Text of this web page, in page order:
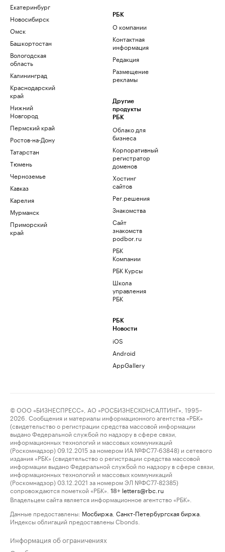
Екатеринбург
Новосибирск
Омск
Башкортостан
Вологодская
область
Калининград
Краснодарский
край
Нижний
Новгород
Пермский край
Ростов-на-Дону
Татарстан
Тюмень
Черноземье
Кавказ
Карелия
Мурманск
Приморский
край
РБК
О компании
Контактная
информация
Редакция
Размещение
рекламы
Другие
продукты
РБК
Облако для
бизнеса
Корпоративный
регистратор
доменов
Хостинг
сайтов
Рег.решения
Знакомства
Сайт
знакомств
podbor.ru
РБК
Компании
РБК Курсы
Школа
управления
РБК
РБК
Новости
iOS
Android
AppGallery
© ООО «БИЗНЕСПРЕСС», АО «РОСБИЗНЕСКОНСАЛТИНГ», 1995–
2026. Сообщения и материалы информационного агентства «РБК»
(свидетельство о регистрации средства массовой информации
выдано Федеральной службой по надзору в сфере связи,
информационных технологий и массовых коммуникаций
(Роскомнадзор) 09.12.2015 за номером ИА №ФС77-63848) и сетевого
издания «РБК» (свидетельство о регистрации средства массовой
информации выдано Федеральной службой по надзору в сфере связи,
информационных технологий и массовых коммуникаций
(Роскомнадзор) 03.12.2021 за номером ЭЛ №ФС77-82385)
сопровождаются пометкой «РБК».
18+ letters@rbc.ru
Владельцем сайта является информационное агентство «РБК».
Данные предоставлены: Мосбиржа Санкт-Петербургская биржа
Индексы облигаций предоставлены Cbonds.
Информация об ограничениях